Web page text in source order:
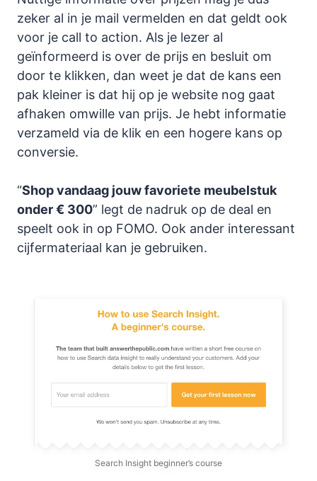
zeker al in je mail vermelden en dat geldt ook
voor je call to action. Als je lezer al
geïnformeerd is over de prijs en besluit om
door te klikken, dan weet je dat de kans een
pak kleiner is dat hij op je website nog gaat
afhaken omwille van prijs. Je hebt informatie
verzameld via de klik en een hogere kans op
conversie.
“Shop vandaag jouw favoriete meubelstuk
onder € 300” legt de nadruk op de deal en
speelt ook in op FOMO. Ook ander interessant
cijfermateriaal kan je gebruiken.
Search Insight beginner’s course